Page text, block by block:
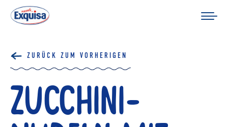
ZURÜCK ZUM VORHERIGEN
Zucchini-